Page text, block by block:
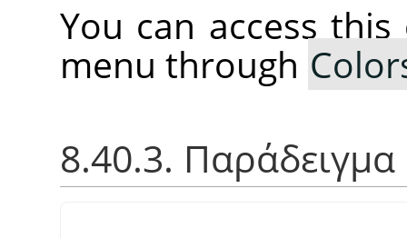
You can access
menu through
8.40.3. Παράδειγμα